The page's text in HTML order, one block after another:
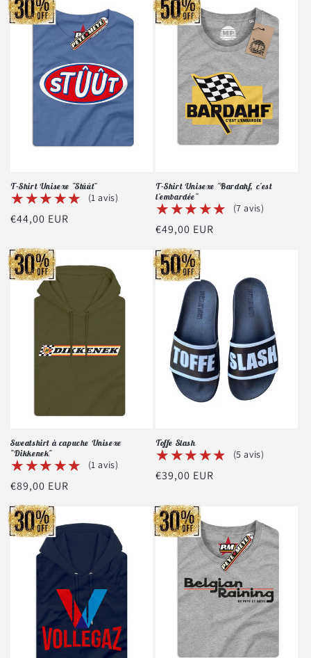
T-Shirt Unisexe "Stûût"
★★★★★
★★★★★ (1 avis)
Prix
€44,00 EUR
T-Shirt Unisexe "Bardahf, c'est
l'embardée"
★★★★★
★★★★★ (7 avis)
Prix
habituel
€49,00 EUR
Sweatshirt à capuche Unisexe
"Dikkenek"
★★★★★
★★★★★ (1 avis)
Prix
habituel
€89,00 EUR
Toffe Slash
★★★★★
★★★★★ (5 avis)
Prix
€39,00 EUR